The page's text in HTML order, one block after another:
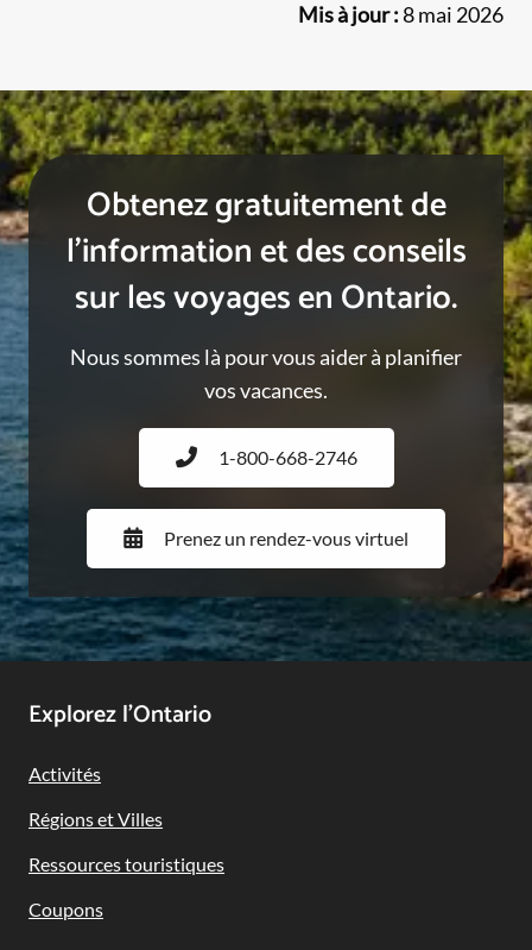
Mis à jour :8 mai 2026
Obtenez gratuitement de
l’information et des conseils
sur les voyages en Ontario.
Nous sommes là pour vous aider à planifier
vos vacances.
1-800-668-2746
Prenez un rendez-vous virtuel
Footer
Navigation
Explorez l’Ontario
Activités
Régions et Villes
Ressources touristiques
Coupons